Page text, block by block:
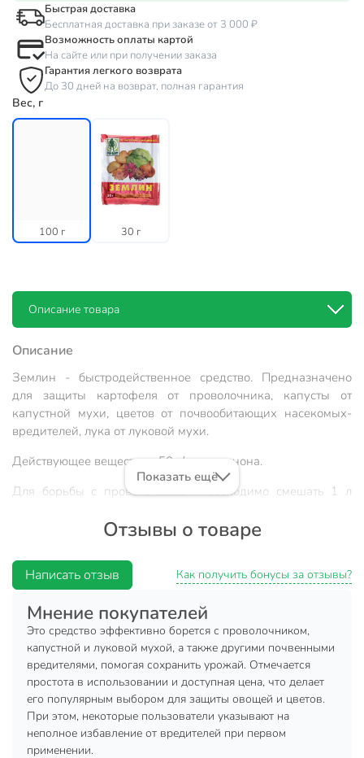
Быстрая доставка
Бесплатная доставка при заказе от 3 000 ₽
Возможность оплаты картой
На сайте или при получении заказа
Гарантия легкого возврата
До 30 дней на возврат, полная гарантия
Вес, г
100 г 30 г
Описание товара
Описание
Землин - быстродейственное средство. Предназначено
для защиты картофеля от проволочника, капусты от
капустной мухи, цветов от почвообитающих насекомых-
вредителей, лука от луковой мухи.
Действующее вещество - 50 г/кг диазинона.
Для борьбы с проволочником необходимо смешать 1 л
При высадке - по одной чайной ложке вносить в лунку.
Для защиты от луковой и капустной мухи необходимо
равномерно рассеять смесь по поверхности почвы вокруг
растений, разрыхлить.
Техническая информация
Количество в наборе, шт
Вес, г
100 г
Бренд
Green Belt
Страна производства
Россия
Показать ещё
Отзывы о товаре
Написать отзыв Как получить бонусы за отзывы?
Мнение покупателей
Это средство эффективно борется с проволочником,
капустной и луковой мухой, а также другими почвенными
вредителями, помогая сохранить урожай. Отмечается
простота в использовании и доступная цена, что делает
его популярным выбором для защиты овощей и цветов.
При этом, некоторые пользователи указывают на
неполное избавление от вредителей при первом
применении.